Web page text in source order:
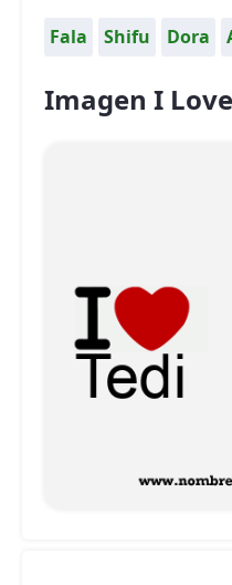
Fala Shifu Dora
Imagen I